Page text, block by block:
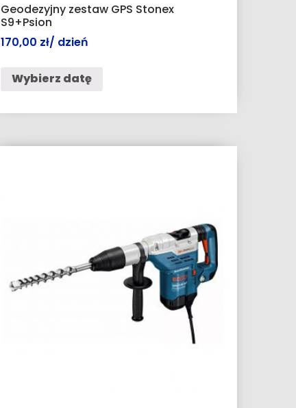
Geodezyjny zestaw GPS Stonex
S9+Psion
170,00 zł/ dzień
Wybierz datę